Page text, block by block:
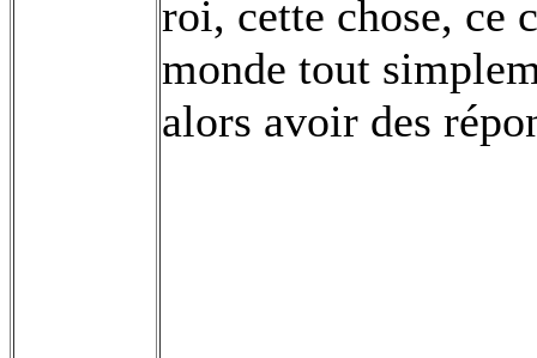
roi, cette chose, ce
monde tout
alors avoir des